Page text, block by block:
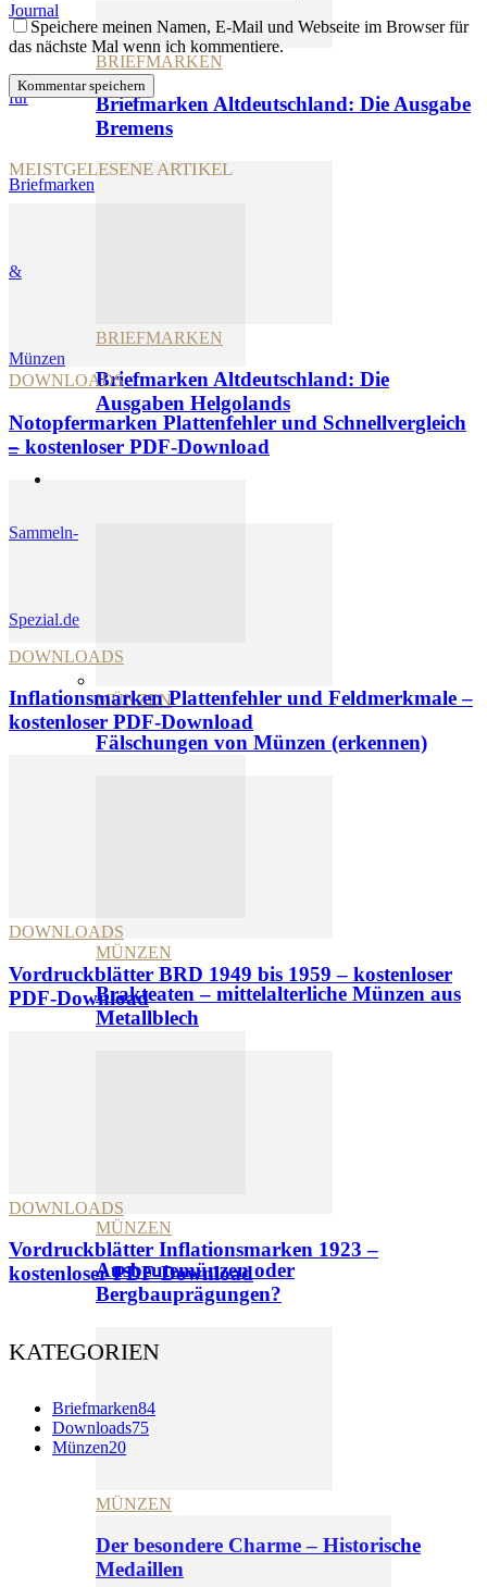
Journal
für
Briefmarken
&
Münzen
–
Sammeln-
Spezial.de
BRIEFMARKEN
Briefmarken Altdeutschland: Die Ausgabe
Bremens
BRIEFMARKEN
Briefmarken Altdeutschland: Die
Ausgaben Helgolands
MÜNZEN
Fälschungen von Münzen (erkennen)
MÜNZEN
Brakteaten – mittelalterliche Münzen aus
Metallblech
MÜNZEN
Ausbeutemünzen oder
Bergbauprägungen?
MÜNZEN
Der besondere Charme – Historische
Medaillen
Speichere meinen Namen, E-Mail und Webseite im Browser für
das nächste Mal wenn ich kommentiere.
MEISTGELESENE ARTIKEL
DOWNLOADS
Notopfermarken Plattenfehler und Schnellvergleich
– kostenloser PDF-Download
DOWNLOADS
Inflationsmarken Plattenfehler und Feldmerkmale –
kostenloser PDF-Download
DOWNLOADS
Vordruckblätter BRD 1949 bis 1959 – kostenloser
PDF-Download
DOWNLOADS
Vordruckblätter Inflationsmarken 1923 –
kostenloser PDF-Download
KATEGORIEN
Briefmarken84
Downloads75
Münzen20